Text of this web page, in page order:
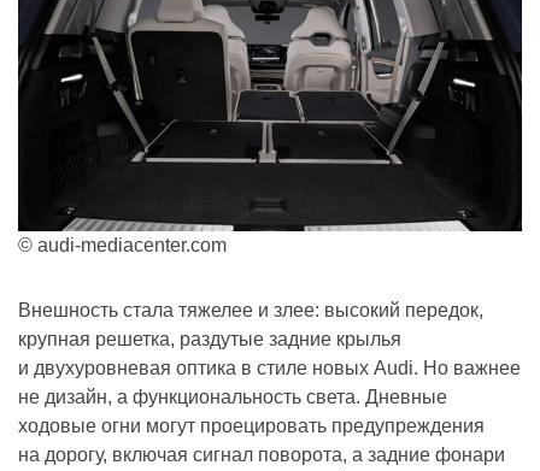
© audi-mediacenter.com
Внешность стала тяжелее и злее: высокий передок,
крупная решетка, раздутые задние крылья
и двухуровневая оптика в стиле новых Audi. Но важнее
не дизайн, а функциональность света. Дневные
ходовые огни могут проецировать предупреждения
на дорогу, включая сигнал поворота, а задние фонари